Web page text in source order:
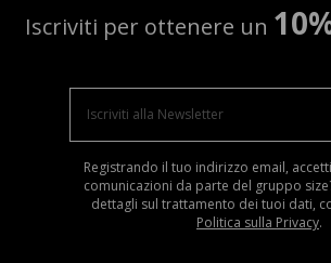
Iscriviti per ottenere un
Registrando il tuo indirizzo email,
comunicazioni da parte del gruppo
dettagli sul trattamento dei tuoi dati,
Politica sulla Privacy.